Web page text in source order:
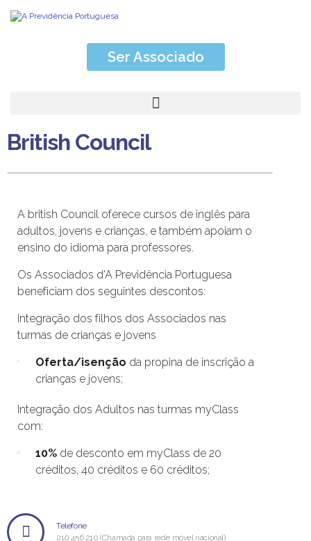
Ser Associado
British Council
A british Council oferece cursos de inglês para
adultos, jovens e crianças, e também apoiam o
ensino do idioma para professores.
Os Associados d’A Previdência Portuguesa
beneficiam dos seguintes descontos:
Integração dos filhos dos Associados nas
turmas de crianças e jovens
Oferta/isenção da propina de inscrição a
crianças e jovens;
Integração dos Adultos nas turmas myClass
com:
10% de desconto em myClass de 20
créditos, 40 créditos e 60 créditos;
Telefone
210 456 210 (Chamada para rede móvel nacional)